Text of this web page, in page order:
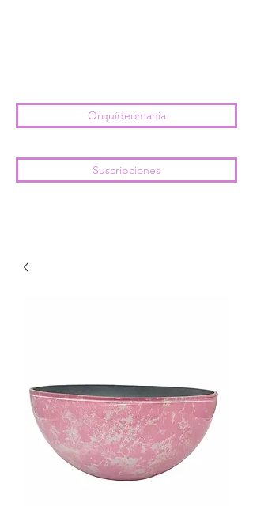
Orquídeomania
Suscripciones